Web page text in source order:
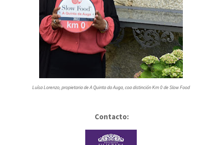
Luísa Lorenzo, propietaria de A Quinta da Auga, coa distinción Km 0 de Slow Food
Contacto: